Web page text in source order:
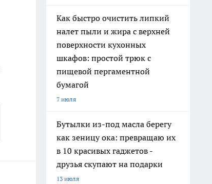
Как быстро очистить липкий
налет пыли и жира с верхней
поверхности кухонных
шкафов: простой трюк с
пищевой пергаментной
бумагой
7 июля
Бутылки из-под масла берегу
как зеницу ока: превращаю их
в 10 красивых гаджетов -
друзья скупают на подарки
13 июля